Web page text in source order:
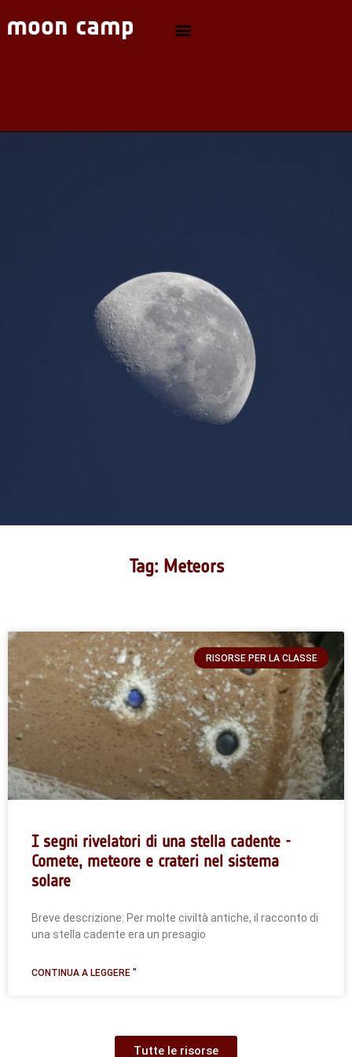
Tag: Meteors
RISORSE PER LA CLASSE
I segni rivelatori di una stella cadente -
Comete, meteore e crateri nel sistema
solare
Breve descrizione: Per molte civiltà antiche, il racconto di
una stella cadente era un presagio
CONTINUA A LEGGERE "
Tutte le risorse